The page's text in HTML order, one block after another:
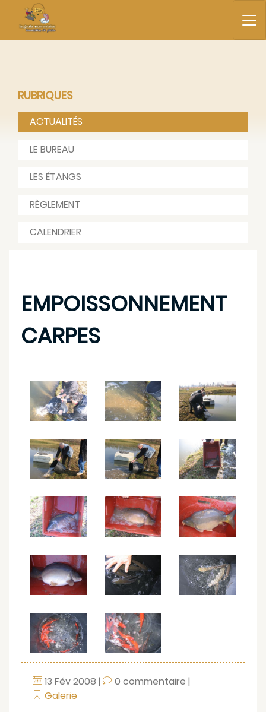
EMPOISSONNEMENT
CARPES
13 Fév2008 | 0 commentaire |
Galerie
RUBRIQUES
ACTUALITÉS
LE BUREAU
LES ÉTANGS
RÈGLEMENT
CALENDRIER